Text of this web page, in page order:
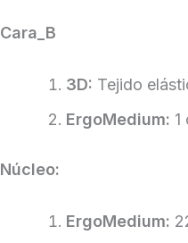
Cara_B
3D: Tejido
ErgoMedium: 1
Núcleo:
ErgoMedium: